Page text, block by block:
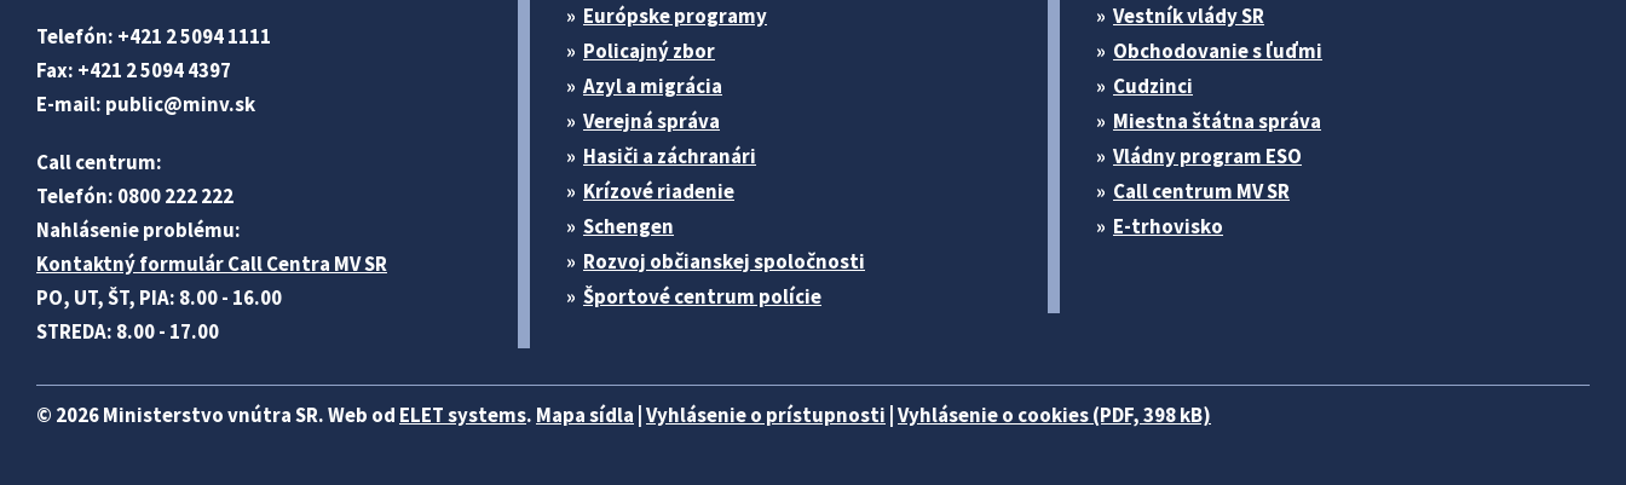
Telefón: +421 2 5094 1111
Fax: +421 2 5094 4397
E-mail: public@minv.sk
Call centrum:
Telefón: 0800 222 222
Nahlásenie problému:
Kontaktný formulár Call Centra MV SR
PO, UT, ŠT, PIA: 8.00 - 16.00
STREDA: 8.00 - 17.00
Európske programy
Policajný zbor
Azyl a migrácia
Verejná správa
Hasiči a záchranári
Krízové riadenie
Schengen
Rozvoj občianskej spoločnosti
Športové centrum polície
Vestník vlády SR
Obchodovanie s ľuďmi
Cudzinci
Miestna štátna správa
Vládny program ESO
Call centrum MV SR
E-trhovisko
© 2026 Ministerstvo vnútra SR. Web od ELET systems. Mapa sídla |Vyhlásenie o prístupnosti |Vyhlásenie o cookies (PDF, 398 kB)